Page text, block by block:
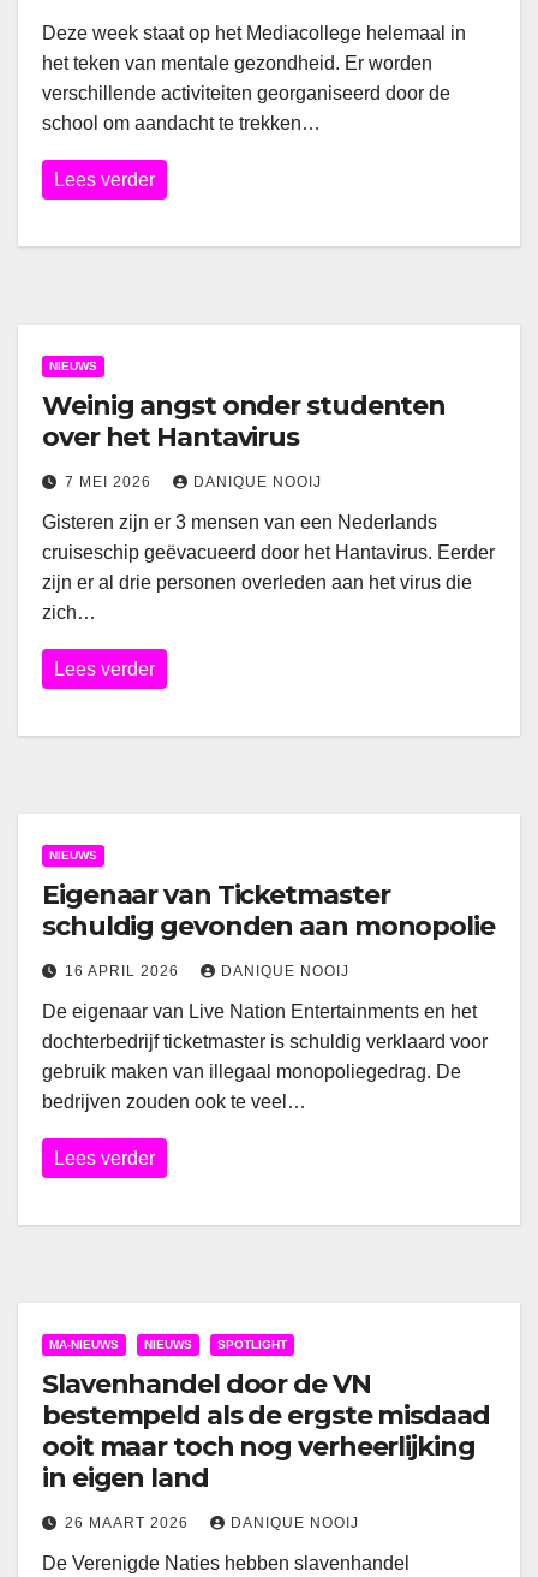
Deze week staat op het Mediacollege helemaal in
het teken van mentale gezondheid. Er worden
verschillende activiteiten georganiseerd door de
school om aandacht te trekken…
Lees verder
NIEUWS
Weinig angst onder studenten
over het Hantavirus
7 MEI 2026 DANIQUE NOOIJ
Gisteren zijn er 3 mensen van een Nederlands
cruiseschip geëvacueerd door het Hantavirus. Eerder
zijn er al drie personen overleden aan het virus die
zich…
Lees verder
NIEUWS
Eigenaar van Ticketmaster
schuldig gevonden aan monopolie
16 APRIL 2026 DANIQUE NOOIJ
De eigenaar van Live Nation Entertainments en het
dochterbedrijf ticketmaster is schuldig verklaard voor
gebruik maken van illegaal monopoliegedrag. De
bedrijven zouden ook te veel…
Lees verder
MA-NIEUWS NIEUWS SPOTLIGHT
Slavenhandel door de VN
bestempeld als de ergste misdaad
ooit maar toch nog verheerlijking
in eigen land
26 MAART 2026 DANIQUE NOOIJ
De Verenigde Naties hebben slavenhandel